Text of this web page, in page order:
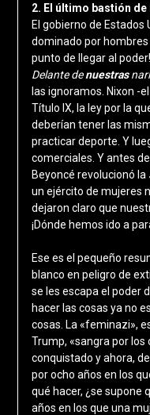
2. El último bastión
El gobierno de Estados
dominado por hombres
punto de llegar al
Delante denuestras
las ignoramos. Nixon -
Título IX, la ley por la
deberían tener las
practicar deporte. Y
comerciales. Y antes
Beyoncé revolucionó la
un ejército de mujeres
dejaron claro que
¡Dónde hemos ido a
Ese es el pequeño
blanco en peligro de
se les escapa el poder
hacer las cosas ya no
cosas. La «feminazi»,
Trump, «sangra por los
conquistado y ahora,
por ocho años en los
qué hacer, ¿se supone
años en los que una